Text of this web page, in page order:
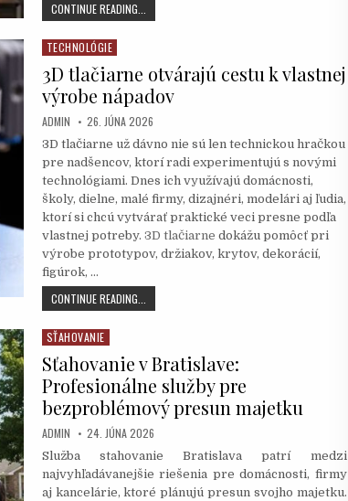
CONTINUE READING...
HODINY:
KTORÝ
OŽIVÍ
KAŽDÝ
INTERIÉR
Posted
in
TECHNOLÓGIE
3D tlačiarne otvárajú cestu k vlastnej
výrobe nápadov
AUTHOR:
ADMIN PUBLISHED
DATE:
26. JÚNA 2026
3D tlačiarne už dávno nie sú len technickou hračkou
pre nadšencov, ktorí radi experimentujú s novými
technológiami. Dnes ich využívajú domácnosti,
školy, dielne, malé firmy, dizajnéri, modelári aj ľudia,
ktorí si chcú vytvárať praktické veci presne podľa
vlastnej potreby. 3D tlačiarne dokážu pomôcť pri
výrobe prototypov, držiakov, krytov, dekorácií,
figúrok, …
CONTINUE READING...
TLAČIARNE
K
VLASTNEJ
VÝROBE
NÁPADOV
Posted
in
SŤAHOVANIE
Sťahovanie v Bratislave:
Profesionálne služby pre
bezproblémový presun majetku
AUTHOR:
ADMIN PUBLISHED
DATE:
24. JÚNA 2026
Služba stahovanie Bratislava patrí medzi
najvyhľadávanejšie riešenia pre domácnosti, firmy
aj kancelárie, ktoré plánujú presun svojho majetku.